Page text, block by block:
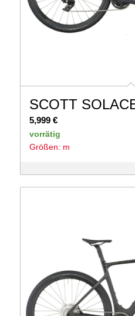
SCOTT
5,999 €
vorrätig
Größen: m